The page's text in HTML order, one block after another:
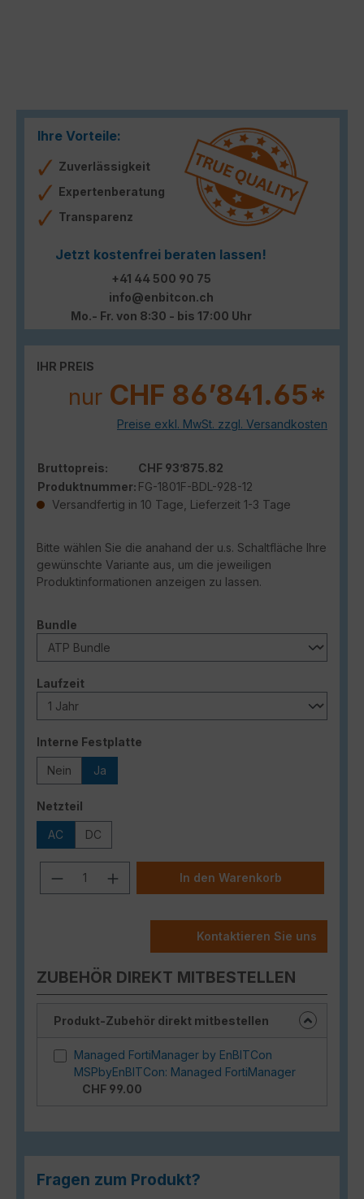
Ihre Vorteile:
Zuverlässigkeit
Expertenberatung
Transparenz
Jetzt kostenfrei beraten lassen!
+41 44 500 90 75
info@enbitcon.ch
Mo.- Fr. von 8:30 - bis 17:00 Uhr
IHR PREIS
nur CHF 86’841.65*
Preise exkl. MwSt. zzgl. Versandkosten
Bruttopreis:
CHF 93’875.82
Produktnummer: FG-1801F-BDL-928-12
Versandfertig in 10 Tage, Lieferzeit 1-3 Tage
Bitte wählen Sie die anahand der u.s. Schaltfläche Ihre
gewünschte Variante aus, um die jeweiligen
Produktinformationen anzeigen zu lassen.
Bundle
Laufzeitauswählen
Interne Festplatte
Nein Ja
Netzteil
AC DC
Produkt Anzahl: Gib den
In den Warenkorb
Kontaktieren Sie uns
ZUBEHÖR DIREKT MITBESTELLEN
Produkt-Zubehör direkt mitbestellen
Managed FortiManager by EnBITCon
MSPbyEnBITCon: Managed FortiManager
CHF 99.00
Fragen zum Produkt?